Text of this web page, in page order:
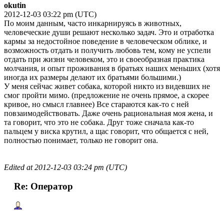
okutin
2012-12-03 03:22 pm (UTC)
По моим данным, часто инкарнируясь в животных,
человеческие души решают несколько задач. Это и отработка
кармы за недостойное поведение в человеческом облике, и
возможность отдать и получить любовь тем, кому не успели
отдать при жизни человеком, это и своеобразная практика
молчания, и опыт проживания в братьях наших меньших (хотя
иногда их размеры делают их братьями большими.)
У меня сейчас живет собака, которой никто из видевших не
смог пройти мимо. (предложение не очень прямое, а скорее
кривое, но смысл главнее) Все стараются как-то с ней
повзаимодействовать. Даже очень рациональная моя жена, и
та говорит, что это не собака. Друг тоже сначала как-то
пальцем у виска крутил, а щас говорит, что общается с ней,
полностью понимает, только не говорит она.
Edited at2012-12-03 03:24 pm (UTC)
Re: Оператор